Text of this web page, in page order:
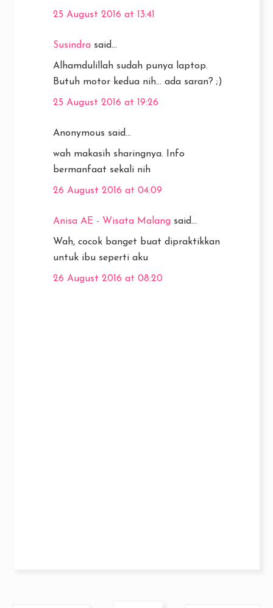
25 August 2016 at 13:41
Susindra said...
Alhamdulillah sudah punya laptop.
Butuh motor kedua nih... ada saran? ;)
25 August 2016 at 19:26
Anonymous said...
wah makasih sharingnya. Info
bermanfaat sekali nih
26 August 2016 at 04:09
Anisa AE - Wisata Malang said...
Wah, cocok banget buat dipraktikkan
untuk ibu seperti aku
26 August 2016 at 08:20